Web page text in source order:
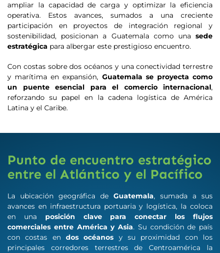
ampliar la capacidad de carga y optimizar la eficiencia
operativa. Estos avances, sumados a una creciente
participación en proyectos de integración regional y
sostenibilidad, posicionan a Guatemala como una sede
estratégica para albergar este prestigioso encuentro.
Con costas sobre dos océanos y una conectividad terrestre
y marítima en expansión, Guatemala se proyecta como
un puente esencial para el comercio internacional,
reforzando su papel en la cadena logística de América
Latina y el Caribe.
Punto de encuentro estratégico
entre el Atlántico y el Pacífico
La ubicación geográfica de Guatemala, sumada a sus
avances en infraestructura portuaria y logística, la coloca
en una posición clave para conectar los flujos
comerciales entre América y Asia. Su condición de país
con costas en dos océanos y su proximidad con los
principales corredores terrestres de Centroamérica la